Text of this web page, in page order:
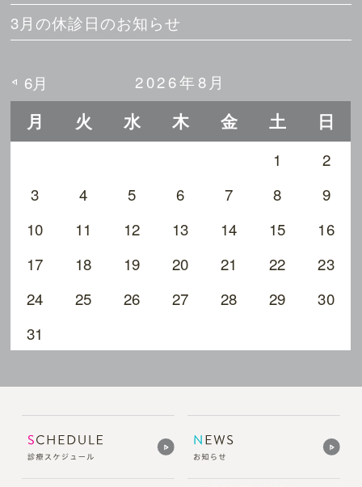
3月の休診日のお知らせ
2026年8月
月 火 水 木 金 土 日
6月
1
2
3
4 5 6 7 8
9
10
11 12 13 14 15
16
17
18 19 20 21 22
23
24
25 26 27 28 29
30
31